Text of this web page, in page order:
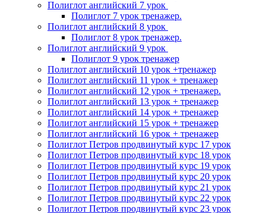
Полиглот английский 7 урок
Полиглот 7 урок тренажер.
Полиглот английский 8 урок
Полиглот 8 урок тренажер.
Полиглот английский 9 урок
Полиглот 9 урок тренажер
Полиглот английский 10 урок +тренажер
Полиглот английский 11 урок + тренажер
Полиглот английский 12 урок + тренажер.
Полиглот английский 13 урок + тренажер
Полиглот английский 14 урок + тренажер
Полиглот английский 15 урок + тренажер
Полиглот английский 16 урок + тренажер
Полиглот Петров продвинутый курс 17 урок
Полиглот Петров продвинутый курс 18 урок
Полиглот Петров продвинутый курс 19 урок
Полиглот Петров продвинутый курс 20 урок
Полиглот Петров продвинутый курс 21 урок
Полиглот Петров продвинутый курс 22 урок
Полиглот Петров продвинутый курс 23 урок